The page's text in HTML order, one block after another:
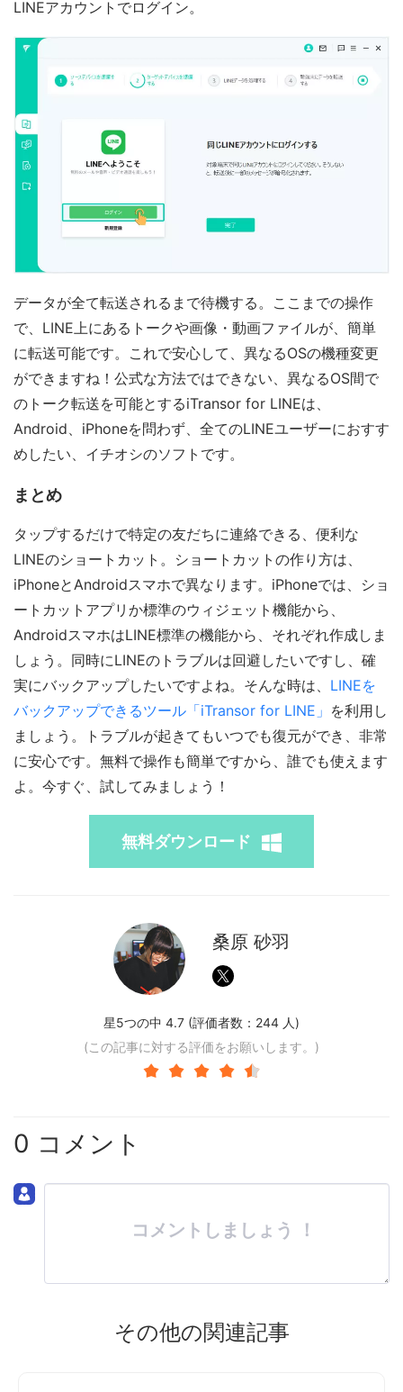
LINEアカウントでログイン。
データが全て転送されるまで待機する。ここまでの操作
で、LINE上にあるトークや画像・動画ファイルが、簡単
に転送可能です。これで安心して、異なるOSの機種変更
ができますね！公式な方法ではできない、異なるOS間で
のトーク転送を可能とするiTransor for LINEは、
Android、iPhoneを問わず、全てのLINEユーザーにおすす
めしたい、イチオシのソフトです。
まとめ
タップするだけで特定の友だちに連絡できる、便利な
LINEのショートカット。ショートカットの作り方は、
iPhoneとAndroidスマホで異なります。iPhoneでは、ショ
ートカットアプリか標準のウィジェット機能から、
AndroidスマホはLINE標準の機能から、それぞれ作成しま
しょう。同時にLINEのトラブルは回避したいですし、確
実にバックアップしたいですよね。そんな時は、 LINEを
バックアップできるツール「iTransor for LINE」 を利用し
ましょう。トラブルが起きてもいつでも復元ができ、非常
に安心です。無料で操作も簡単ですから、誰でも使えます
よ。今すぐ、試してみましょう！
無料ダウンロード
桑原 砂羽
星5つの中 4.7 (評価者数： 244 人)
(この記事に対する評価をお願いします。)
0 コメント
コメントしましょう ！
その他の関連記事